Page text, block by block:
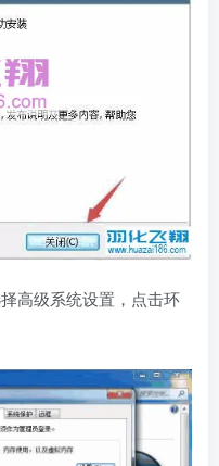
高级系统设置，点击环